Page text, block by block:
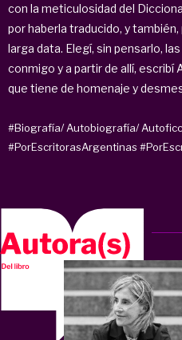
con la meticulosidad del
por haberla traducido, y
larga data. Elegí, sin pensarlo,
conmigo y a partir de allí, escribí
que tiene de homenaje y
#Biografía/ Autobiografía/
#PorEscritorasArgentinas